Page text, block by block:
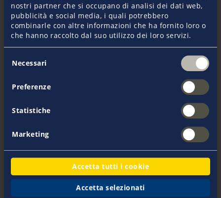
nostri partner che si occupano di analisi dei dati web,
pubblicità e social media, i quali potrebbero
combinarle con altre informazioni che ha fornito loro o
che hanno raccolto dal suo utilizzo dei loro servizi.
delNecessari
Preferenze
Statistiche
Marketing
Accetta tutti i cookie
Accetta selezionati
Baviera
1997 Co-fondatrice del network hlaGlobal
2000 Creazione della Pantaenius
Versicherungsmakler Ges., Vienna/Austria
2003Creazione della Pantaenius America Ltd.,
Mamaroneck, New York/USA
Creazione della Pantaenius S.L., Palma de
2008Creazione della Pantaenius AB
2008Membro del Wells Fargo Global Broker
2012
Creazione della Pantaenius Australia Pty
Ltd Sydey, Australia
2017Creazione della filiale di Gdansk/Polonia
2022Fondazione dell'Agenzia di sottoscrizione
Pantaenius Hellas